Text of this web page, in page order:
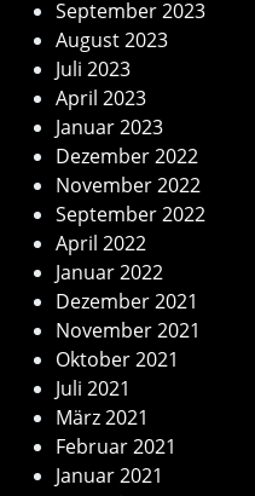
September 2023
August 2023
Juli 2023
April 2023
Januar 2023
Dezember 2022
November 2022
September 2022
April 2022
Januar 2022
Dezember 2021
November 2021
Oktober 2021
Juli 2021
März 2021
Februar 2021
Januar 2021